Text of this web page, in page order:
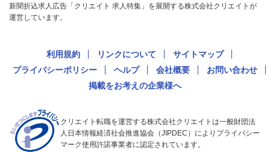
新聞折込求人広告「クリエイト 求人特集」を展開する株式会社クリエイトが
運営しています。
利用規約 リンクについて
サイトマップ
プライバシーポリシー
ヘルプ 会社概要
お問い合わせ
掲載をお考えの企業様へ
クリエイト転職を運営する株式会社クリエイトは一般財団法
人日本情報経済社会推進協会（JIPDEC）によりプライバシー
マーク使用許諾事業者に認定されています。